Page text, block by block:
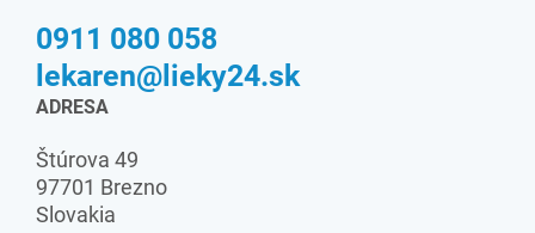
0911 080 058
lekaren@lieky24.sk
ADRESA
Štúrova 49
97701 Brezno
Slovakia